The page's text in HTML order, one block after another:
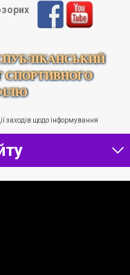
СПОРТИВНОГО
заходів щодо інформування